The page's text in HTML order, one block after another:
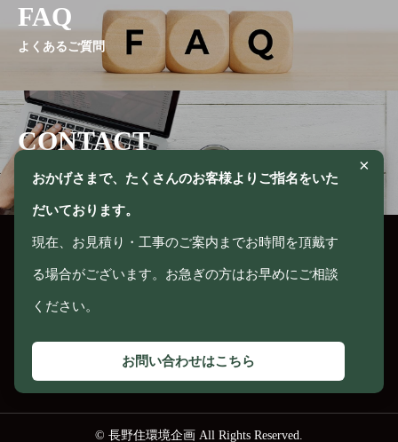
おかげさまで、たくさんのお客様よりご指名をいた
だいております。
現在、お見積り・工事のご案内までお時間を頂戴す
る場合がございます。お急ぎの方はお早めにご相談
ください。
お問い合わせはこちら
×
FAQ
よくあるご質問
CONTACT
お問い合わせ
〒385-0025 長野県佐久市塚原1198-7
© 長野住環境企画 All Rights Reserved.